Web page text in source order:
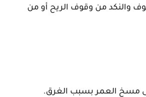
والنكد من وقوف الريح أو من
مسخ العمر بسبب الغرق.